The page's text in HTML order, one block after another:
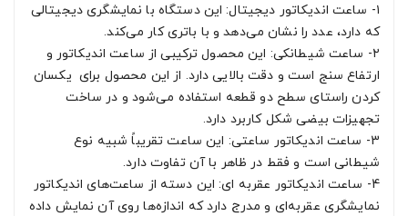
۱- ساعت اندیکاتور دیجیتال: این دستگاه با نمایشگری دیجیتالی
که دارد، عدد را نشان می‌دهد و با باتری کار می‌کند.
۲- ساعت شیطانکی: این محصول ترکیبی از ساعت اندیکاتور و
ارتفاع سنج است و دقت بالایی دارد. از این محصول برای یکسان
کردن راستای سطح دو قطعه استفاده می‌شود و در ساخت
تجهیزات بیضی شکل کاربرد دارد.
3- ساعت اندیکاتور ساعتی: این ساعت تقریباً شبیه نوع
شیطانی است و فقط در ظاهر با آن تفاوت دارد.
4- ساعت اندیکاتور عقربه ای: این دسته از ساعت‌های اندیکاتور
نمایشگری عقربه‌‌ای و مدرج دارد که اندازه‌ها روی آن نمایش داده